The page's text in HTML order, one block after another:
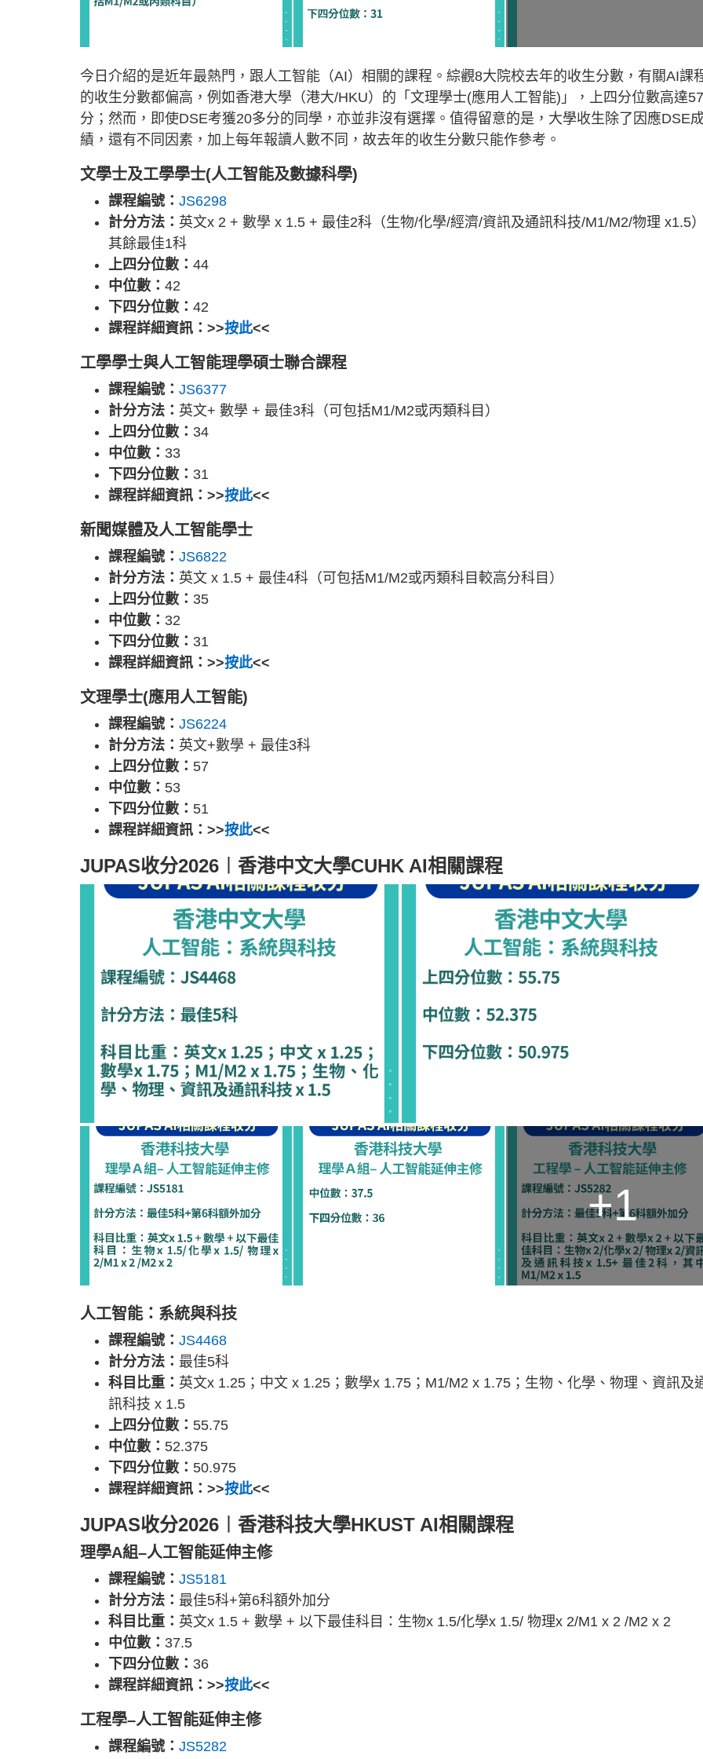
今日介紹的是近年最熱門，跟人工智能（AI）相關的課程。綜觀8大院校去年的收生分數，有關AI課
的收生分數都偏高，例如香港大學（港大/HKU）的「文理學士(應用人工智能)」，上四分位數高達57
分；然而，即使DSE考獲20多分的同學，亦並非沒有選擇。值得留意的是，大學收生除了因應DSE
績，還有不同因素，加上每年報讀人數不同，故去年的收生分數只能作參考。
文學士及工學學士(人工智能及數據科學)
課程編號： JS6298
計分方法： 英文x 2 + 數學 x 1.5 + 最佳2科（生物/化學/經濟/資訊及通訊科技/M1/M2/物理 x1.5
其餘最佳1科
上四分位數： 44
中位數： 42
下四分位數： 42
課程詳細資訊：>>按此<<
工學學士與人工智能理學碩士聯合課程
課程編號： JS6377
計分方法： 英文+ 數學 + 最佳3科（可包括M1/M2或丙類科目）
上四分位數： 34
中位數： 33
下四分位數： 31
課程詳細資訊：>>按此<<
新聞媒體及人工智能學士
課程編號： JS6822
計分方法： 英文 x 1.5 + 最佳4科（可包括M1/M2或丙類科目較高分科目）
上四分位數： 35
中位數： 32
下四分位數： 31
課程詳細資訊：>>按此<<
文理學士(應用人工智能)
課程編號： JS6224
計分方法： 英文+數學 + 最佳3科
上四分位數： 57
中位數： 53
下四分位數： 51
課程詳細資訊：>>按此<<
JUPAS收分2026︱香港中文大學CUHK AI相關課程
+1
人工智能：系統與科技
課程編號： JS4468
計分方法： 最佳5科
科目比重： 英文x 1.25；中文 x 1.25；數學x 1.75；M1/M2 x 1.75；生物、化學、物理、資訊及
訊科技 x 1.5
上四分位數： 55.75
中位數： 52.375
下四分位數： 50.975
課程詳細資訊：>>按此<<
JUPAS收分2026︱香港科技大學HKUST AI相關課程
理學A組–人工智能延伸主修
課程編號： JS5181
計分方法： 最佳5科+第6科額外加分
科目比重： 英文x 1.5 + 數學 + 以下最佳科目：生物x 1.5/化學x 1.5/ 物理x 2/M1 x 2 /M2 x 2
中位數： 37.5
下四分位數： 36
課程詳細資訊：>>按此<<
工程學–人工智能延伸主修
課程編號： JS5282